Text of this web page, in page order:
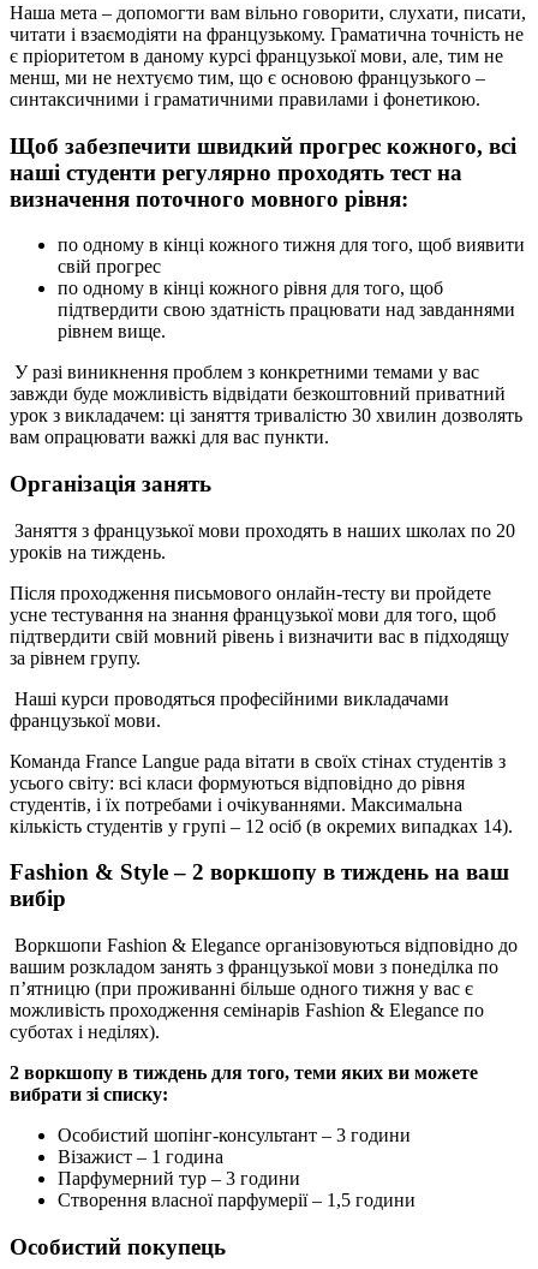
Наша мета – допомогти вам вільно говорити, слухати, писати,
читати і взаємодіяти на французькому. Граматична точність не
є пріоритетом в даному курсі французької мови, але, тим не
менш, ми не нехтуємо тим, що є основою французького –
синтаксичними і граматичними правилами і фонетикою.
Щоб забезпечити швидкий прогрес кожного, всі
наші студенти регулярно проходять тест на
визначення поточного мовного рівня:
по одному в кінці кожного тижня для того, щоб виявити
свій прогрес
по одному в кінці кожного рівня для того, щоб
підтвердити свою здатність працювати над завданнями
рівнем вище.
У разі виникнення проблем з конкретними темами у вас
завжди буде можливість відвідати безкоштовний приватний
урок з викладачем: ці заняття тривалістю 30 хвилин дозволять
вам опрацювати важкі для вас пункти.
Організація занять
Заняття з французької мови проходять в наших школах по 20
уроків на тиждень.
Після проходження письмового онлайн-тесту ви пройдете
усне тестування на знання французької мови для того, щоб
підтвердити свій мовний рівень і визначити вас в підходящу
за рівнем групу.
Наші курси проводяться професійними викладачами
французької мови.
Команда France Langue рада вітати в своїх стінах студентів з
усього світу: всі класи формуються відповідно до рівня
студентів, і їх потребами і очікуваннями. Максимальна
кількість студентів у групі – 12 осіб (в окремих випадках 14).
Fashion & Style – 2 воркшопу в тиждень на ваш
вибір
Воркшопи Fashion & Elegance організовуються відповідно до
вашим розкладом занять з французької мови з понеділка по
п’ятницю (при проживанні більше одного тижня у вас є
можливість проходження семінарів Fashion & Elegance по
суботах і неділях).
2 воркшопу в тиждень для того, теми яких ви можете
вибрати зі списку:
Особистий шопінг-консультант – 3 години
Візажист – 1 година
Парфумерний тур – 3 години
Створення власної парфумерії – 1,5 години
Особистий покупець